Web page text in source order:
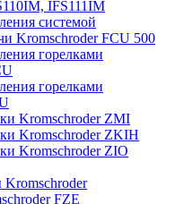
IFS111IM
системой
Kromschroder FCU 500
горелками
горелками
Kromschroder ZМI
Kromschroder ZKIH
Kromschroder ZIO
FZE